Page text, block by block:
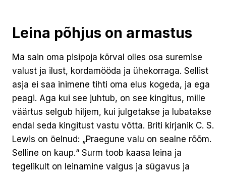
Leina põhjus on armastus
Ma sain oma pisipoja kõrval olles osa suremise
valust ja ilust, kordamööda ja ühekorraga. Sellist
asja ei saa inimene tihti oma elus kogeda, ja ega
peagi. Aga kui see juhtub, on see kingitus, mille
väärtus selgub hiljem, kui julgetakse ja lubatakse
endal seda kingitust vastu võtta. Briti kirjanik C. S.
Lewis on öelnud: „Praegune valu on sealne rõõm.
Selline on kaup.“ Surm toob kaasa leina ja
tegelikult on leinamine valgus ja sügavus ja